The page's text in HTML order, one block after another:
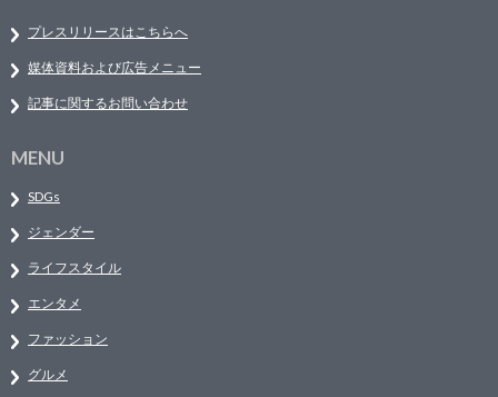
プレスリリースはこちらへ
媒体資料および広告メニュー
記事に関するお問い合わせ
MENU
SDGs
ジェンダー
ライフスタイル
エンタメ
ファッション
グルメ